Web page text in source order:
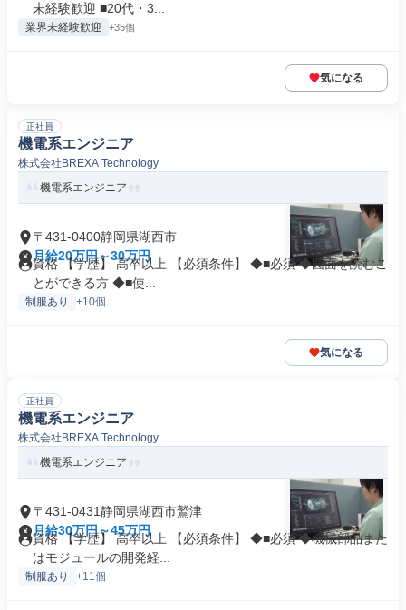
未経験歓迎 ■20代・3...
業界未経験歓迎 +35個
気になる
正社員
機電系エンジニア
株式会社BREXA Technology
機電系エンジニア
〒431-0400静岡県湖西市
月給20万円～30万円
資格 【学歴】 高卒以上 【必須条件】 ◆■必須 ◆図面を読むこ
とができる方 ◆■使...
制服あり +10個
気になる
正社員
機電系エンジニア
株式会社BREXA Technology
機電系エンジニア
〒431-0431静岡県湖西市鷲津
月給30万円～45万円
資格 【学歴】 高卒以上 【必須条件】 ◆■必須 ◆機械部品また
はモジュールの開発経...
制服あり +11個